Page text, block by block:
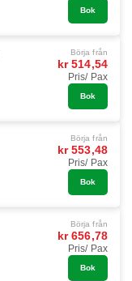
Bok
Börja från
kr 514,54
Pris/ Pax
Bok
Börja från
kr 553,48
Pris/ Pax
Bok
Börja från
kr 656,78
Pris/ Pax
Bok